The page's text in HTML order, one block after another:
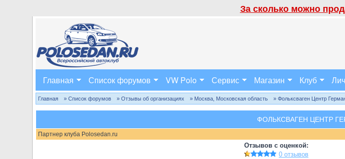
За сколько можно
Главная Список форумов VW Polo Сервис Магазин Клуб
Главная » Список форумов » Отзывы об организациях » Москва, Московская область » Фольксваген Центр
ФОЛЬКСВАГЕН ЦЕНТР
Партнер клуба Polosedan.ru
Отзывов с оценкой:
0 отзывов